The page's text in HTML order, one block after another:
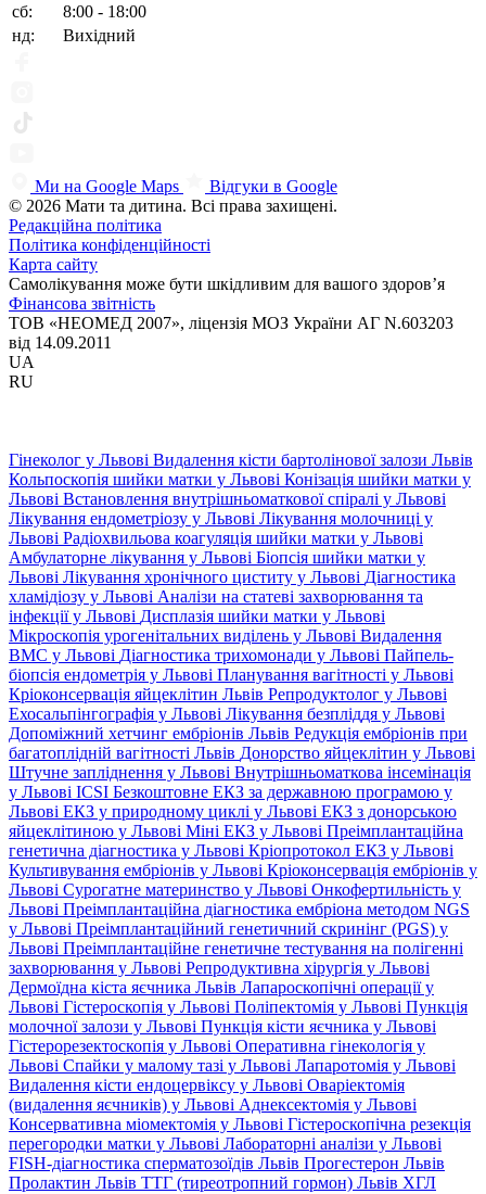
сб:
8:00 - 18:00
нд:
Вихідний
Ми на Google Maps
Відгуки в Google
© 2026 Мати та дитина. Всі права захищені.
Редакційна політика
Політика конфіденційності
Карта сайту
Самолікування може бути шкідливим для вашого здоров’я
Фінансова звітність
ТОВ «НЕОМЕД 2007», ліцензія МОЗ України АГ N.603203
від 14.09.2011
UA
RU
Гінеколог у Львові Видалення кісти бартолінової залози Львів
Кольпоскопія шийки матки у Львові Конізація шийки матки у
Львові Встановлення внутрішньоматкової спіралі у Львові
Лікування ендометріозу у Львові Лікування молочниці у
Львові Радіохвильова коагуляція шийки матки у Львові
Амбулаторне лікування у Львові Біопсія шийки матки у
Львові Лікування хронічного циститу у Львові Діагностика
хламідіозу у Львові Аналізи на статеві захворювання та
інфекції у Львові Дисплазія шийки матки у Львові
Мікроскопія урогенітальних виділень у Львові Видалення
ВМС у Львові Діагностика трихомонади у Львові Пайпель-
біопсія ендометрія у Львові Планування вагітності у Львові
Кріоконсервація яйцеклітин Львів Репродуктолог у Львові
Ехосальпінгографія у Львові Лікування безпліддя у Львові
Допоміжний хетчинг ембріонів Львів Редукція ембріонів при
багатоплідній вагітності Львів Донорство яйцеклітин у Львові
Штучне запліднення у Львові Внутрішньоматкова інсемінація
у Львові ICSI Безкоштовне ЕКЗ за державною програмою у
Львові ЕКЗ у природному циклі у Львові ЕКЗ з донорською
яйцеклітиною у Львові Міні ЕКЗ у Львові Преімплантаційна
генетична діагностика у Львові Кріопротокол ЕКЗ у Львові
Культивування ембріонів у Львові Кріоконсервація ембріонів у
Львові Сурогатне материнство у Львові Онкофертильність у
Львові Преімплантаційна діагностика ембріона методом NGS
у Львові Преімплантаційний генетичний скринінг (PGS) у
Львові Преімплантаційне генетичне тестування на полігенні
захворювання у Львові Репродуктивна хірургія у Львові
Дермоїдна кіста яєчника Львів Лапароскопічні операції у
Львові Гістероскопія у Львові Поліпектомія у Львові Пункція
молочної залози у Львові Пункція кісти яєчника у Львові
Гістерорезектоскопія у Львові Оперативна гінекологія у
Львові Спайки у малому тазі у Львові Лапаротомія у Львові
Видалення кісти ендоцервіксу у Львові Оваріектомія
(видалення яєчників) у Львові Аднексектомія у Львові
Консервативна міомектомія у Львові Гістероскопічна резекція
перегородки матки у Львові Лабораторні аналізи у Львові
FISH-діагностика сперматозоїдів Львів Прогестерон Львів
Пролактин Львів ТТГ (тиреотропний гормон) Львів ХГЛ